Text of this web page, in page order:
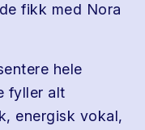
fikk med Nora
hele
fyller alt
energisk vokal,